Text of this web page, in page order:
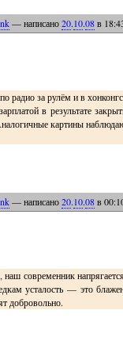
— написано20.10.08в
за рулём и в
в результате
картины
— написано20.10.08в
наш современник
усталость — это
добровольно.